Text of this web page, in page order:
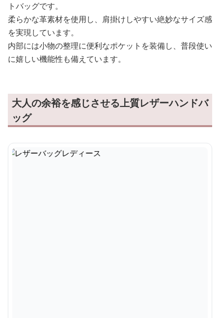
トバッグです。
柔らかな革素材を使用し、肩掛けしやすい絶妙なサイズ感
を実現しています。
内部には小物の整理に便利なポケットを装備し、普段使い
に嬉しい機能性も備えています。
大人の余裕を感じさせる上質レザーハンドバ
ッグ